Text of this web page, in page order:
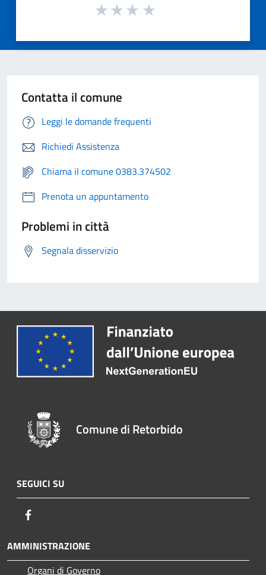
Contatta il comune
Leggi le domande frequenti
Richiedi Assistenza
Chiama il comune 0383.374502
Prenota un appuntamento
Problemi in città
Segnala disservizio
Comune di Retorbido
SEGUICI SU
AMMINISTRAZIONE
Organi di Governo